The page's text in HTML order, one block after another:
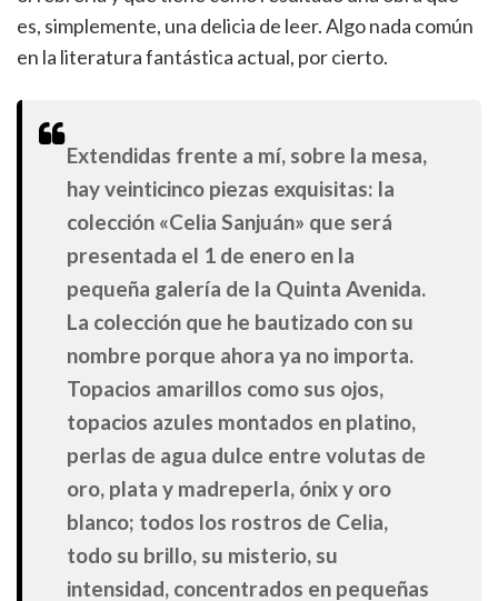
es, simplemente, una delicia de leer. Algo nada común
en la literatura fantástica actual, por cierto.
Extendidas frente a mí, sobre la mesa,
hay veinticinco piezas exquisitas: la
colección «Celia Sanjuán» que será
presentada el 1 de enero en la
pequeña galería de la Quinta Avenida.
La colección que he bautizado con su
nombre porque ahora ya no importa.
Topacios amarillos como sus ojos,
topacios azules montados en platino,
perlas de agua dulce entre volutas de
oro, plata y madreperla, ónix y oro
blanco; todos los rostros de Celia,
todo su brillo, su misterio, su
intensidad, concentrados en pequeñas